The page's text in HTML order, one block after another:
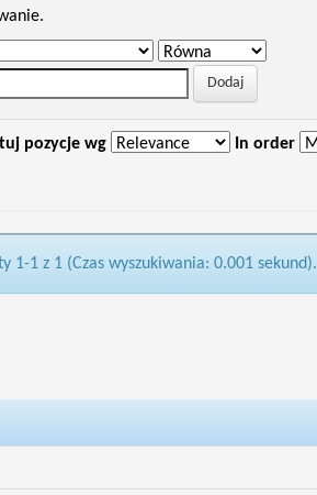
pozycje wg In order
1-1 z 1 (Czas wyszukiwania: 0.001 sekund).